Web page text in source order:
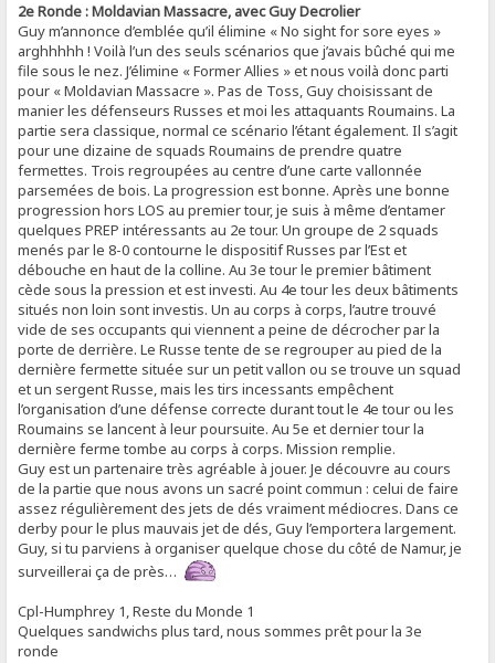
2e Ronde : Moldavian Massacre, avec Guy Decrolier
Guy m’annonce d’emblée qu’il élimine « No sight for sore eyes »
arghhhhh ! Voilà l’un des seuls scénarios que j’avais bûché qui me
file sous le nez. J’élimine « Former Allies » et nous voilà donc parti
pour « Moldavian Massacre ». Pas de Toss, Guy choisissant de
manier les défenseurs Russes et moi les attaquants Roumains. La
partie sera classique, normal ce scénario l’étant également. Il s’agit
pour une dizaine de squads Roumains de prendre quatre
fermettes. Trois regroupées au centre d’une carte vallonnée
parsemées de bois. La progression est bonne. Après une bonne
progression hors LOS au premier tour, je suis à même d’entamer
quelques PREP intéressants au 2e tour. Un groupe de 2 squads
menés par le 8-0 contourne le dispositif Russes par l’Est et
débouche en haut de la colline. Au 3e tour le premier bâtiment
cède sous la pression et est investi. Au 4e tour les deux bâtiments
situés non loin sont investis. Un au corps à corps, l’autre trouvé
vide de ses occupants qui viennent a peine de décrocher par la
porte de derrière. Le Russe tente de se regrouper au pied de la
dernière fermette située sur un petit vallon ou se trouve un squad
et un sergent Russe, mais les tirs incessants empêchent
l’organisation d’une défense correcte durant tout le 4e tour ou les
Roumains se lancent à leur poursuite. Au 5e et dernier tour la
dernière ferme tombe au corps à corps. Mission remplie.
Guy est un partenaire très agréable à jouer. Je découvre au cours
de la partie que nous avons un sacré point commun : celui de faire
assez régulièrement des jets de dés vraiment médiocres. Dans ce
derby pour le plus mauvais jet de dés, Guy l’emportera largement.
Guy, si tu parviens à organiser quelque chose du côté de Namur, je
surveillerai ça de près…
Cpl-Humphrey 1, Reste du Monde 1
Quelques sandwichs plus tard, nous sommes prêt pour la 3e
ronde